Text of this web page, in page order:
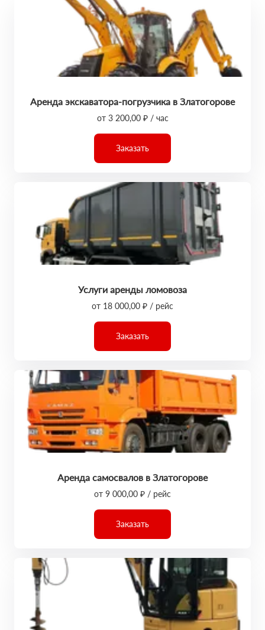
Аренда экскаватора-погрузчика в Златогорове
от 3 200,00 ₽ / час
Заказать
Услуги аренды ломовоза
от 18 000,00 ₽ / рейс
Заказать
Аренда самосвалов в Златогорове
от 9 000,00 ₽ / рейс
Заказать